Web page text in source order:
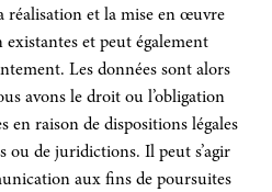
et la mise en œuvre
et peut également
Les données sont alors
avons le droit ou l’obligation
en raison de dispositions légales
ou de juridictions. Il peut s’agir
aux fins de poursuites